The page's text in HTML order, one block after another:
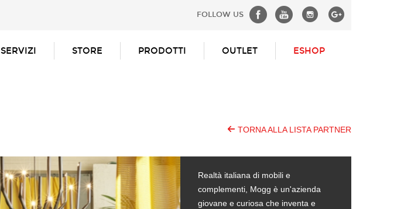
FOLLOW US
SERVIZI STORE PRODOTTI OUTLET ESHOP
TORNA ALLA LISTA PARTNER
Realtà italiana di mobili e
complementi, Mogg è un'azienda
giovane e curiosa che inventa e